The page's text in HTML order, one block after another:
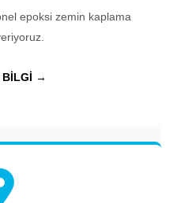
epoksi zemin kaplama
BİLGİ →